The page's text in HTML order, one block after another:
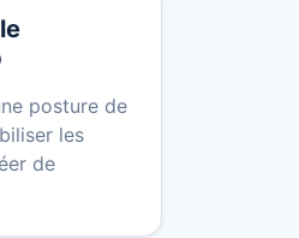
posture de
les
de